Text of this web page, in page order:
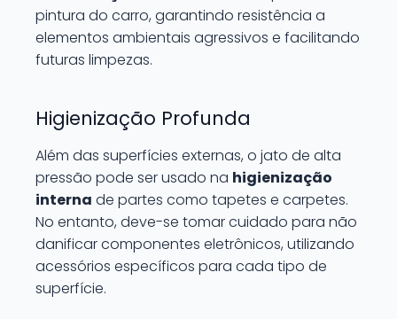
pintura do carro, garantindo resistência a
elementos ambientais agressivos e facilitando
futuras limpezas.
Higienização Profunda
Além das superfícies externas, o jato de alta
pressão pode ser usado na higienização
interna de partes como tapetes e carpetes.
No entanto, deve-se tomar cuidado para não
danificar componentes eletrônicos, utilizando
acessórios específicos para cada tipo de
superfície.